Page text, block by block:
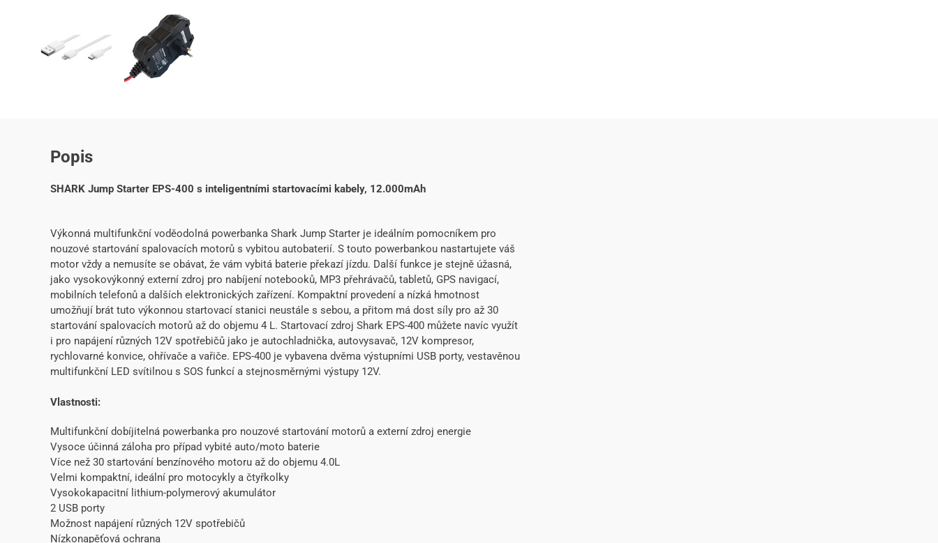
Popis
SHARK Jump Starter EPS-400 s inteligentními startovacími kabely, 12.000mAh
Výkonná multifunkční voděodolná powerbanka Shark Jump Starter je ideálním pomocníkem pro
nouzové startování spalovacích motorů s vybitou autobaterií. S touto powerbankou nastartujete váš
motor vždy a nemusíte se obávat, že vám vybitá baterie překazí jízdu. Další funkce je stejně úžasná,
jako vysokovýkonný externí zdroj pro nabíjení notebooků, MP3 přehrávačů, tabletů, GPS navigací,
mobilních telefonů a dalších elektronických zařízení. Kompaktní provedení a nízká hmotnost
umožňují brát tuto výkonnou startovací stanici neustále s sebou, a přitom má dost síly pro až 30
startování spalovacích motorů až do objemu 4 L. Startovací zdroj Shark EPS-400 můžete navíc využít
i pro napájení různých 12V spotřebičů jako je autochladnička, autovysavač, 12V kompresor,
rychlovarné konvice, ohřívače a vařiče. EPS-400 je vybavena dvěma výstupními USB porty, vestavěnou
multifunkční LED svítilnou s SOS funkcí a stejnosměrnými výstupy 12V.
Vlastnosti:
Multifunkční dobíjitelná powerbanka pro nouzové startování motorů a externí zdroj energie
Vysoce účinná záloha pro případ vybité auto/moto baterie
Více než 30 startování benzínového motoru až do objemu 4.0L
Velmi kompaktní, ideální pro motocykly a čtyřkolky
Vysokokapacitní lithium-polymerový akumulátor
2 USB porty
Možnost napájení různých 12V spotřebičů
Nízkonapěťová ochrana